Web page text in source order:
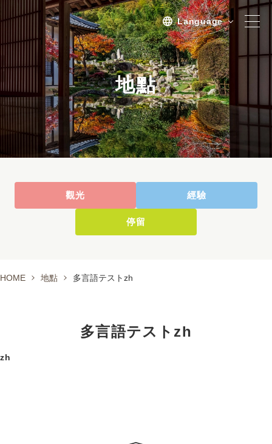
Language
地點
觀光
經驗
過夜
地點
觀光 經驗
停留
HOME 地點 多言語テストzh
多言語テストzh
zh